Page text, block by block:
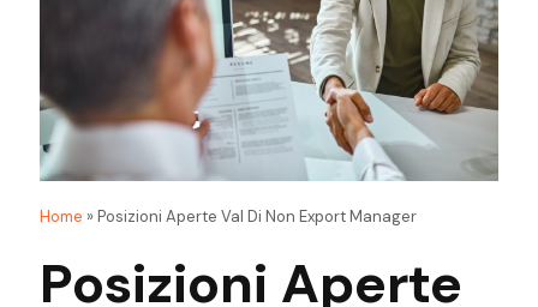
Home »Posizioni Aperte Val Di Non Export Manager
Posizioni Aperte